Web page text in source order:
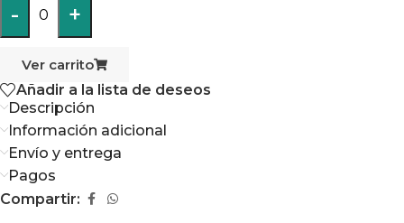
- 0 +
Ver carrito
Añadir a la lista de deseos
Descripción
Información adicional
Envío y entrega
Pagos
Compartir: